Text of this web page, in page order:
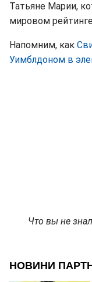
Татьяне Марии,
мировом
Напомним, как
Уимблдоном в
Что вы не